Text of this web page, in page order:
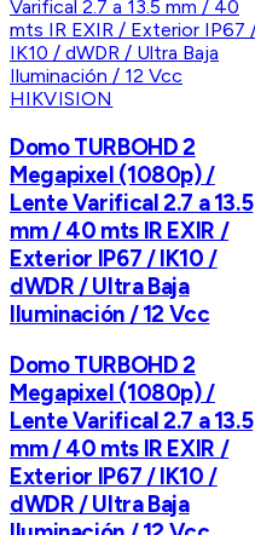
HIKVISION
Domo TURBOHD 2
Megapixel (1080p) /
Lente Varifical 2.7 a 13.5
mm / 40 mts IR EXIR /
Exterior IP67 / IK10 /
dWDR / Ultra Baja
Iluminación / 12 Vcc
Domo TURBOHD 2
Megapixel (1080p) /
Lente Varifical 2.7 a 13.5
mm / 40 mts IR EXIR /
Exterior IP67 / IK10 /
dWDR / Ultra Baja